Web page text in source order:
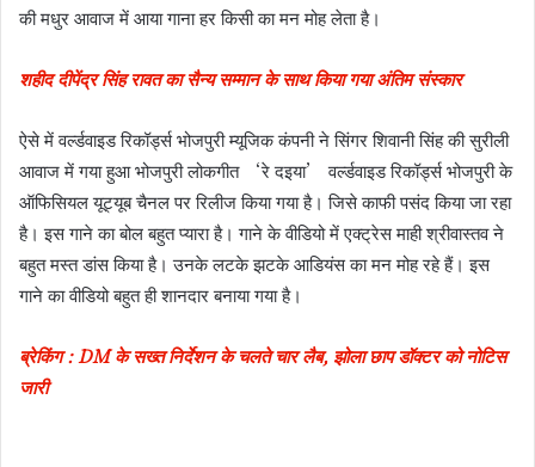
की मधुर आवाज में आया गाना हर किसी का मन मोह लेता है।
शहीद दीपेंद्र सिंह रावत का सैन्य सम्मान के साथ किया गया अंतिम संस्कार
ऐसे में वर्ल्डवाइड रिकॉर्ड्स भोजपुरी म्यूजिक कंपनी ने सिंगर शिवानी सिंह की सुरीली
आवाज में गया हुआ भोजपुरी लोकगीत ‘रे दइया’ वर्ल्डवाइड रिकॉर्ड्स भोजपुरी के
ऑफिसियल यूट्यूब चैनल पर रिलीज किया गया है। जिसे काफी पसंद किया जा रहा
है। इस गाने का बोल बहुत प्यारा है। गाने के वीडियो में एक्ट्रेस माही श्रीवास्तव ने
बहुत मस्त डांस किया है। उनके लटके झटके आडियंस का मन मोह रहे हैं। इस
गाने का वीडियो बहुत ही शानदार बनाया गया है।
ब्रेकिंग : DM के सख्त निर्देशन के चलते चार लैब, झोला छाप डॉक्टर को नोटिस
जारी